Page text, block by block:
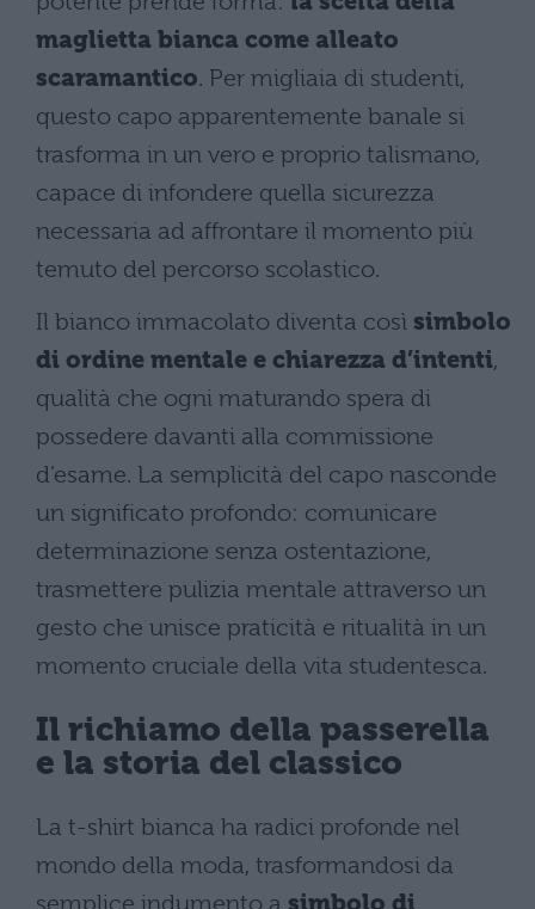
maglietta bianca come alleato
scaramantico. Per migliaia di studenti,
questo capo apparentemente banale si
trasforma in un vero e proprio talismano,
capace di infondere quella sicurezza
necessaria ad affrontare il momento più
temuto del percorso scolastico.
Il bianco immacolato diventa così simbolo
di ordine mentale e chiarezza d’intenti,
qualità che ogni maturando spera di
possedere davanti alla commissione
d’esame. La semplicità del capo nasconde
un significato profondo: comunicare
determinazione senza ostentazione,
trasmettere pulizia mentale attraverso un
gesto che unisce praticità e ritualità in un
momento cruciale della vita studentesca.
Il richiamo della passerella
e la storia del classico
La t-shirt bianca ha radici profonde nel
mondo della moda, trasformandosi da
semplice indumento a simbolo di